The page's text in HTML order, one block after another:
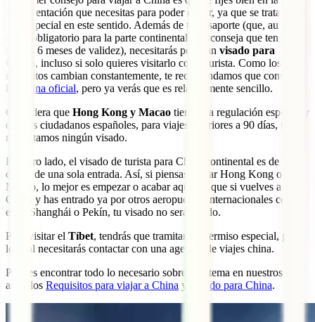
documentación que necesitas para poder entrar, ya que se trata de un
país especial en este sentido. Además de tu pasaporte (que, aunque
no es obligatorio para la parte continental, se aconseja que tenga al
menos 6 meses de validez), necesitarás pedir un visado para
, incluso si solo quieres visitarlo como turista. Como los
requisitos cambian constantemente, te recomendamos que consultes
la
página oficial, pero ya verás que es relativamente sencillo.
Considera que Hong Kong y Macao tiene una regulación especial y
que los ciudadanos españoles, para viajes inferiores a 90 días, no
necesitamos ningún visado.
Por otro lado, el visado de turista para China continental es de 30
días y de una sola entrada. Así, si piensas visitar Hong Kong o
Macao, lo mejor es empezar o acabar aquí, ya que si vuelves a
China y has entrado ya por otros aeropuertos internacionales como
el de Shanghái o Pekín, tu visado no será válido.
Para visitar el Tíbet, tendrás que tramitar un permiso especial, para
lo cual necesitarás contactar con una agencia de viajes china.
Puedes encontrar todo lo necesario sobre este tema en nuestros
artículos Requisitos para viajar a China y Visado para China.